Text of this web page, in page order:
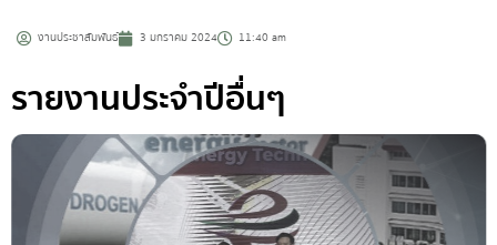
งานประชาสัมพันธ์ 3 มกราคม 2024 11:40 am
รายงานประจำปีอื่นๆ